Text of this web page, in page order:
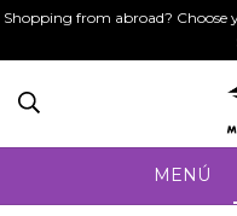
Shopping from abroad? Choose
MENÚ